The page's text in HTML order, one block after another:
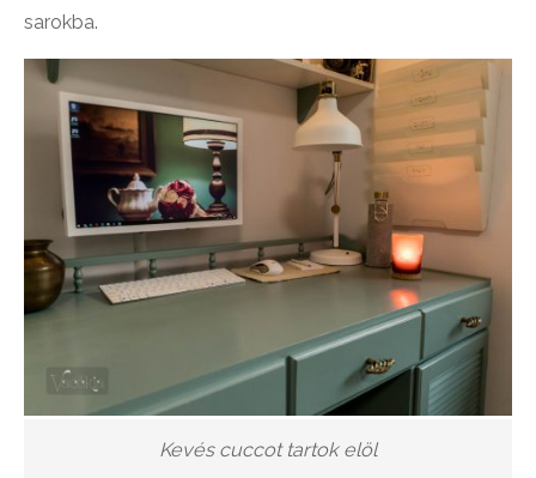
sarokba.
Kevés cuccot tartok elöl